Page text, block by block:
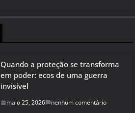
Quando a proteção se transforma
em poder: ecos de uma guerra
invisível
maio 25, 2026 nenhum comentário